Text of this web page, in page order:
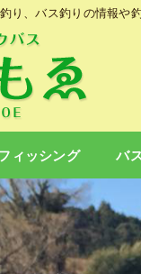
、バス釣りの情報や
ィッシング バ